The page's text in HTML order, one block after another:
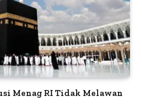
Menag RI Tidak Melawan